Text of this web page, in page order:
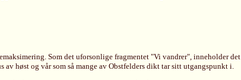
Som det uforsonlige fragmentet "Vi vandrer", inneholder det
høst og vår som så mange av Obstfelders dikt tar sitt utgangspunkt i.